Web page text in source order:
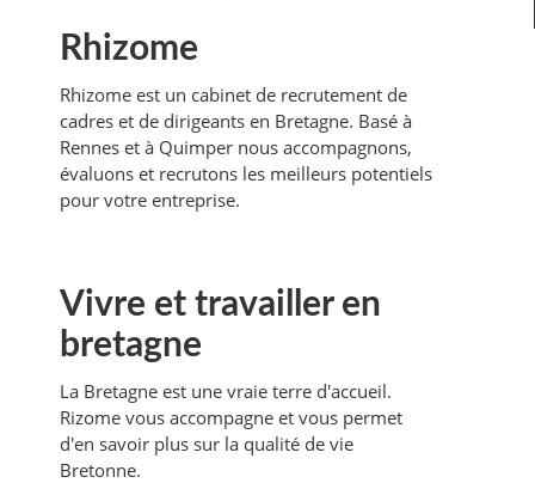
Rhizome
Rhizome est un cabinet de recrutement de
cadres et de dirigeants en Bretagne. Basé à
Rennes et à Quimper nous accompagnons,
évaluons et recrutons les meilleurs potentiels
pour votre entreprise.
Vivre et travailler en
bretagne
La Bretagne est une vraie terre d'accueil.
Rizome vous accompagne et vous permet
d'en savoir plus sur la qualité de vie
Bretonne.